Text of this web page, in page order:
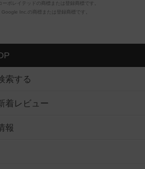
ポレイテッドの商標または登録商標です。
Inc.の商標または登録商標です。
索する
着レビュー
報